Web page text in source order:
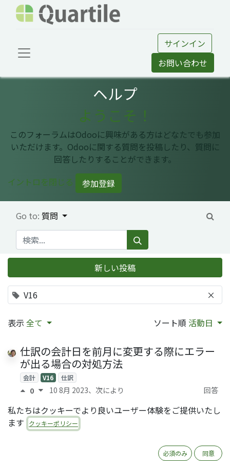
サインイン
お問い合わせ
ヘルプ
ようこそ！
このフォーラムはOdooに興味がある方はどなたでも参加
いただけます。Odooに関する質問を投稿したり、質問に
回答したりすることができます。
イントロを閉じる
参加登録
Go to: 質問
V16 ×
新しい投稿
表示 全て ソート順 活動日
仕訳の会計日を前月に変更する際にエラー
が出る場合の対処方法
会計 V16 仕訳
0 10 8月 2023、次により
回答
OCAモジュール
私たちはクッキーでより良いユーザー体験をご提供いたし
ます
クッキーポリシー
必須のみ 同意